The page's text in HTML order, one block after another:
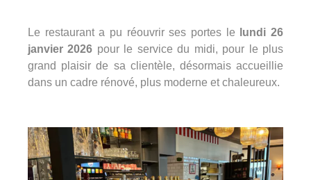
Le restaurant a pu réouvrir ses portes le
lundi 26
janvier 2026 pour le service du midi, pour le plus
grand plaisir de sa clientèle, désormais accueillie
dans un cadre rénové, plus moderne et chaleureux.